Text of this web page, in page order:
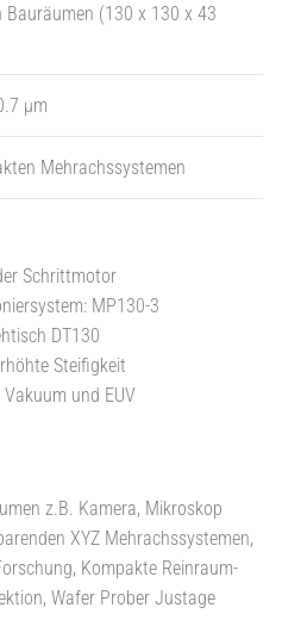
Bauräumen (130 x 130 x 43
µm
Mehrachssystemen
Schrittmotor
MP130-3
DT130
Steifigkeit
und EUV
z.B. Kamera, Mikroskop
XYZ Mehrachssystemen,
Kompakte Reinraum-
Wafer Prober Justage